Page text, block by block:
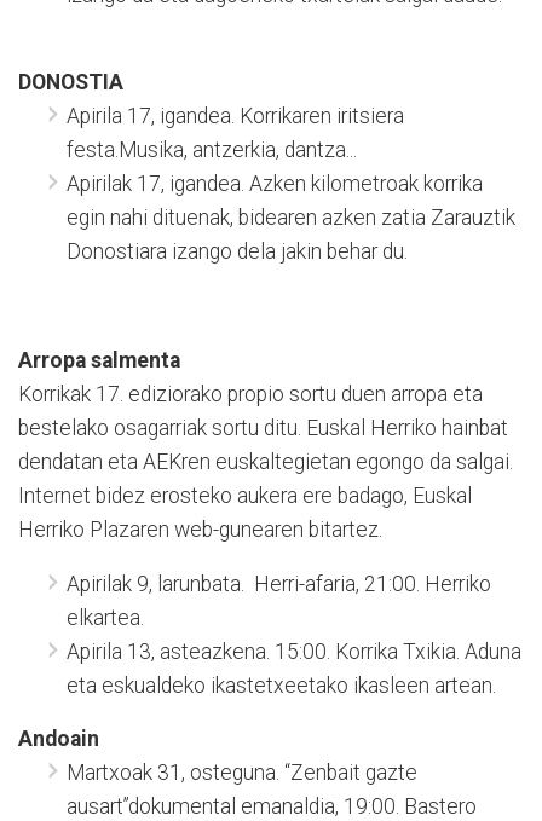
DONOSTIA
Apirila 17, igandea. Korrikaren iritsiera
festa.Musika, antzerkia, dantza...
Apirilak 17, igandea. Azken kilometroak korrika
egin nahi dituenak, bidearen azken zatia Zarauztik
Donostiara izango dela jakin behar du.
Arropa salmenta
Korrikak 17. ediziorako propio sortu duen arropa eta
bestelako osagarriak sortu ditu. Euskal Herriko hainbat
dendatan eta AEKren euskaltegietan egongo da salgai.
Internet bidez erosteko aukera ere badago, Euskal
Herriko Plazaren web-gunearen bitartez.
Apirilak 9, larunbata. Herri-afaria, 21:00. Herriko
elkartea.
Apirila 13, asteazkena. 15:00. Korrika Txikia. Aduna
eta eskualdeko ikastetxeetako ikasleen artean.
Andoain
Martxoak 31, osteguna. “Zenbait gazte
ausart”dokumental emanaldia, 19:00. Bastero